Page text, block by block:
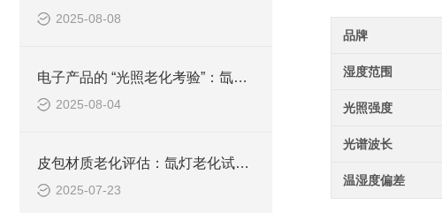
2025-08-08
电子产品的 “光照老化考验”：氙灯试验箱测试技术详解
2025-08-04
皮包材质老化评估：氙灯老化试验箱的测试实践与解析
2025-07-23
品牌
湿度范围
光照强度
光谱波长
温湿度偏差